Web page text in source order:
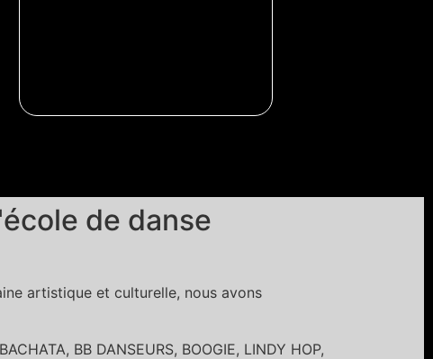
de danse
artistique et culturelle, nous avons
BB DANSEURS, BOOGIE, LINDY HOP,